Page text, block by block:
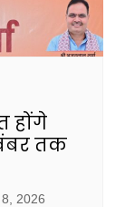
होंगे
तक
2026